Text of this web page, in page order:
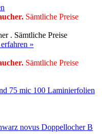
. Sämtliche Preise
. Sämtliche Preise
»
. Sämtliche Preise
100 Laminierfolien
novus Doppellocher B